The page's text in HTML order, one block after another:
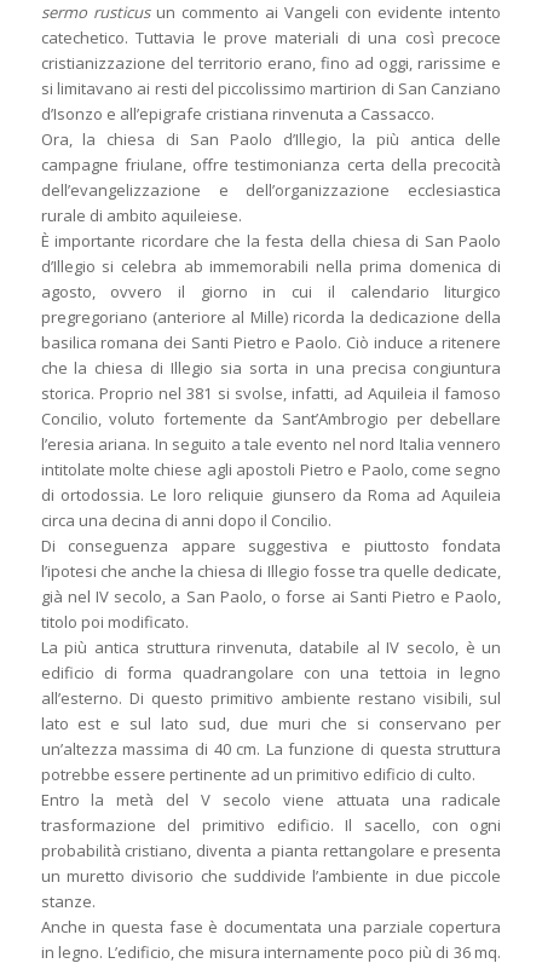
sermo rusticus un commento ai Vangeli con evidente intento
catechetico. Tuttavia le prove materiali di una così precoce
cristianizzazione del territorio erano, fino ad oggi, rarissime e
si limitavano ai resti del piccolissimo martirion di San Canziano
d’Isonzo e all’epigrafe cristiana rinvenuta a Cassacco.
Ora, la chiesa di San Paolo d’Illegio, la più antica delle
campagne friulane, offre testimonianza certa della precocità
dell’evangelizzazione e dell’organizzazione ecclesiastica
rurale di ambito aquileiese.
È importante ricordare che la festa della chiesa di San Paolo
d’Illegio si celebra ab immemorabili nella prima domenica di
agosto, ovvero il giorno in cui il calendario liturgico
pregregoriano (anteriore al Mille) ricorda la dedicazione della
basilica romana dei Santi Pietro e Paolo. Ciò induce a ritenere
che la chiesa di Illegio sia sorta in una precisa congiuntura
storica. Proprio nel 381 si svolse, infatti, ad Aquileia il famoso
Concilio, voluto fortemente da Sant’Ambrogio per debellare
l’eresia ariana. In seguito a tale evento nel nord Italia vennero
intitolate molte chiese agli apostoli Pietro e Paolo, come segno
di ortodossia. Le loro reliquie giunsero da Roma ad Aquileia
circa una decina di anni dopo il Concilio.
Di conseguenza appare suggestiva e piuttosto fondata
l’ipotesi che anche la chiesa di Illegio fosse tra quelle dedicate,
già nel IV secolo, a San Paolo, o forse ai Santi Pietro e Paolo,
titolo poi modificato.
La più antica struttura rinvenuta, databile al IV secolo, è un
edificio di forma quadrangolare con una tettoia in legno
all’esterno. Di questo primitivo ambiente restano visibili, sul
lato est e sul lato sud, due muri che si conservano per
un’altezza massima di 40 cm. La funzione di questa struttura
potrebbe essere pertinente ad un primitivo edificio di culto.
Entro la metà del V secolo viene attuata una radicale
trasformazione del primitivo edificio. Il sacello, con ogni
probabilità cristiano, diventa a pianta rettangolare e presenta
un muretto divisorio che suddivide l’ambiente in due piccole
stanze.
Anche in questa fase è documentata una parziale copertura
in legno. L’edificio, che misura internamente poco più di 36 mq.